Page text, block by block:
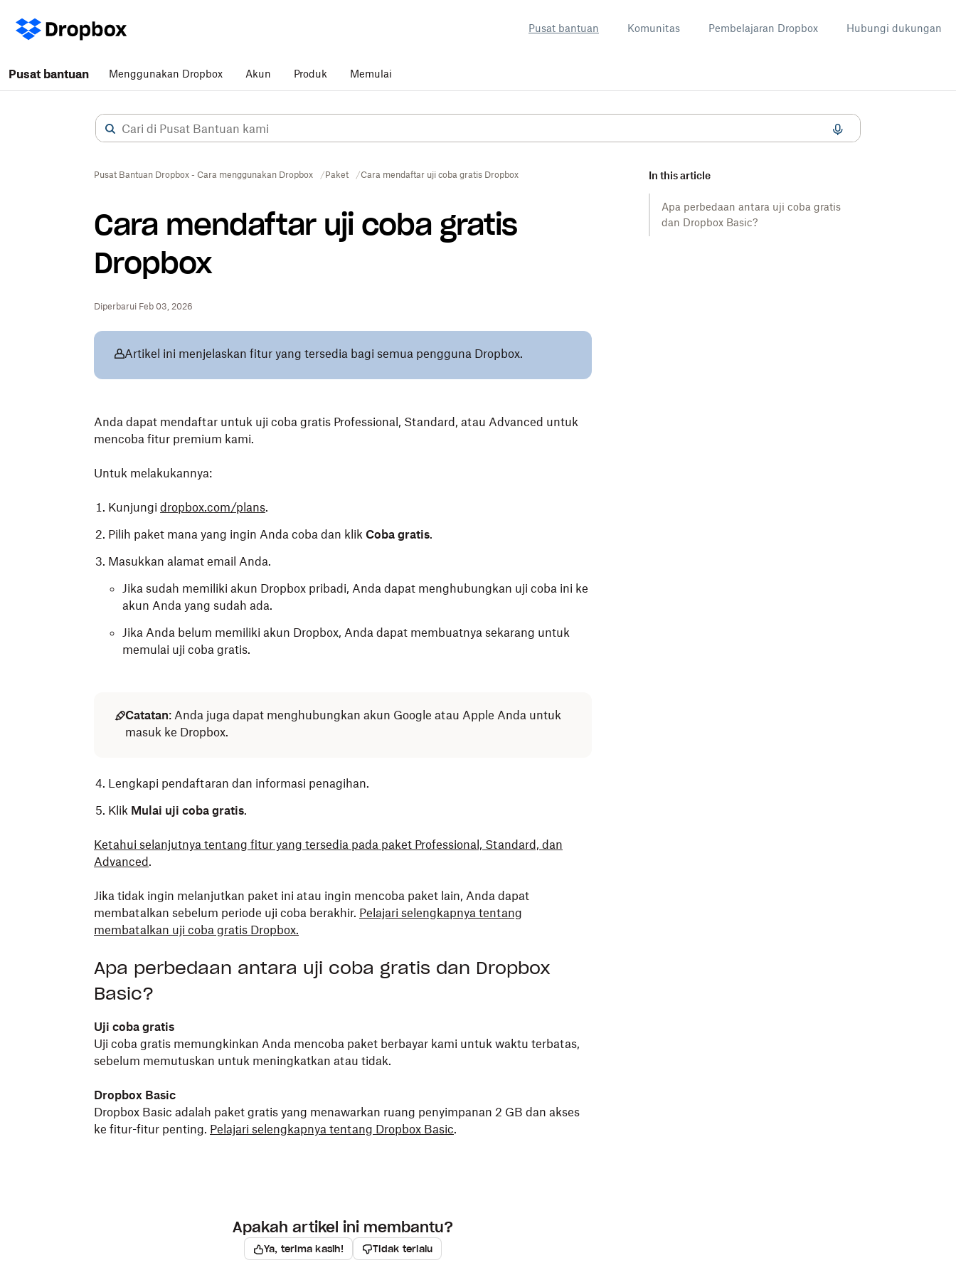
Pusat bantuan Komunitas Pembelajaran Dropbox Hubungi dukungan
Pusat bantuan Menggunakan Dropbox Akun Produk Memulai
Pusat Bantuan Dropbox - Cara menggunakan Dropbox Paket Cara mendaftar uji coba gratis Dropbox
Cara mendaftar uji coba gratis
Dropbox
Diperbarui Feb 03, 2026
In this article
Apa perbedaan antara uji coba gratis
dan Dropbox Basic?
Artikel ini menjelaskan fitur yang tersedia bagi semua pengguna Dropbox.
Anda dapat mendaftar untuk uji coba gratis Professional, Standard, atau Advanced untuk
mencoba fitur premium kami.
Untuk melakukannya:
Kunjungi dropbox.com/plans.
Pilih paket mana yang ingin Anda coba dan klik Coba gratis.
Masukkan alamat email Anda.
Jika sudah memiliki akun Dropbox pribadi, Anda dapat menghubungkan uji coba ini ke
akun Anda yang sudah ada.
Jika Anda belum memiliki akun Dropbox, Anda dapat membuatnya sekarang untuk
memulai uji coba gratis.
Catatan: Anda juga dapat menghubungkan akun Google atau Apple Anda untuk
masuk ke Dropbox.
Lengkapi pendaftaran dan informasi penagihan.
Klik Mulai uji coba gratis.
Ketahui selanjutnya tentang fitur yang tersedia pada paket Professional, Standard, dan
Advanced .
Jika tidak ingin melanjutkan paket ini atau ingin mencoba paket lain, Anda dapat
membatalkan sebelum periode uji coba berakhir. Pelajari selengkapnya tentang
membatalkan uji coba gratis Dropbox.
Apa perbedaan antara uji coba gratis dan Dropbox
Basic?
Uji coba gratis
Uji coba gratis memungkinkan Anda mencoba paket berbayar kami untuk waktu terbatas,
sebelum memutuskan untuk meningkatkan atau tidak.
Dropbox Basic
Dropbox Basic adalah paket gratis yang menawarkan ruang penyimpanan 2 GB dan akses
ke fitur-fitur penting. Pelajari selengkapnya tentang Dropbox Basic.
Apakah artikel ini membantu?
Ya, terima kasih! Tidak terlalu